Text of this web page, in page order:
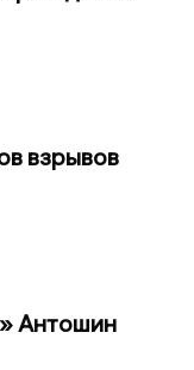
взрывов
Антошин